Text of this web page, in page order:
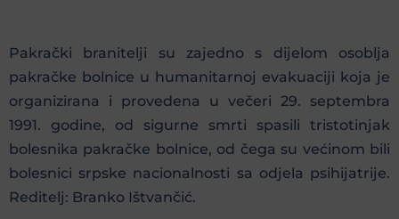
Pakrački branitelji su zajedno s dijelom osoblja
pakračke bolnice u humanitarnoj evakuaciji koja je
organizirana i provedena u večeri 29. septembra
1991. godine, od sigurne smrti spasili tristotinjak
bolesnika pakračke bolnice, od čega su većinom bili
bolesnici srpske nacionalnosti sa odjela psihijatrije.
Reditelj: Branko Ištvančić.